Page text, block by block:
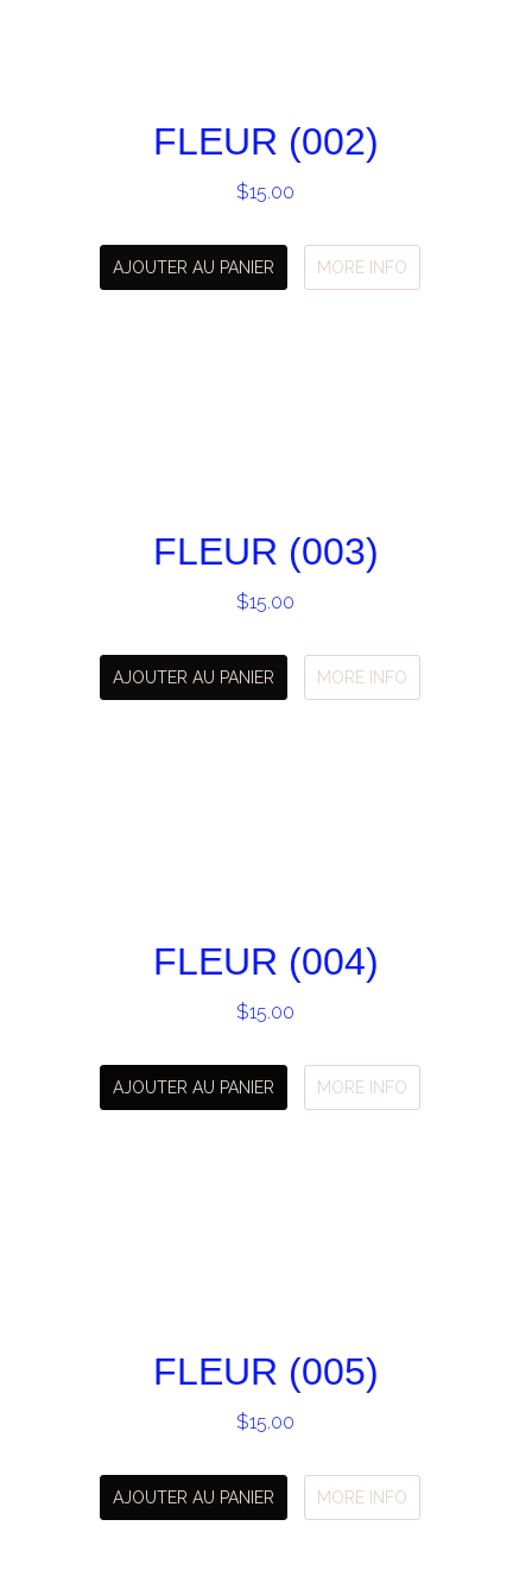
FLEUR (002)
$15.00
AJOUTER AU PANIER MORE INFO
FLEUR (003)
$15.00
AJOUTER AU PANIER MORE INFO
FLEUR (004)
$15.00
AJOUTER AU PANIER MORE INFO
FLEUR (005)
$15.00
AJOUTER AU PANIER MORE INFO